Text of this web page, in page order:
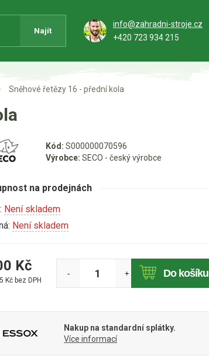
Najít
info@zahradni-stroje.cz
+420 723 934 215
Sněhové řetězy 16 - přední kola
Kód: S000000070596
Výrobce: SECO - český výrobce
na prodejnách
Není skladem
Není skladem
Kč
Kč bez DPH
- + Do košíku
Nakup na standardní splátky.
Více informací